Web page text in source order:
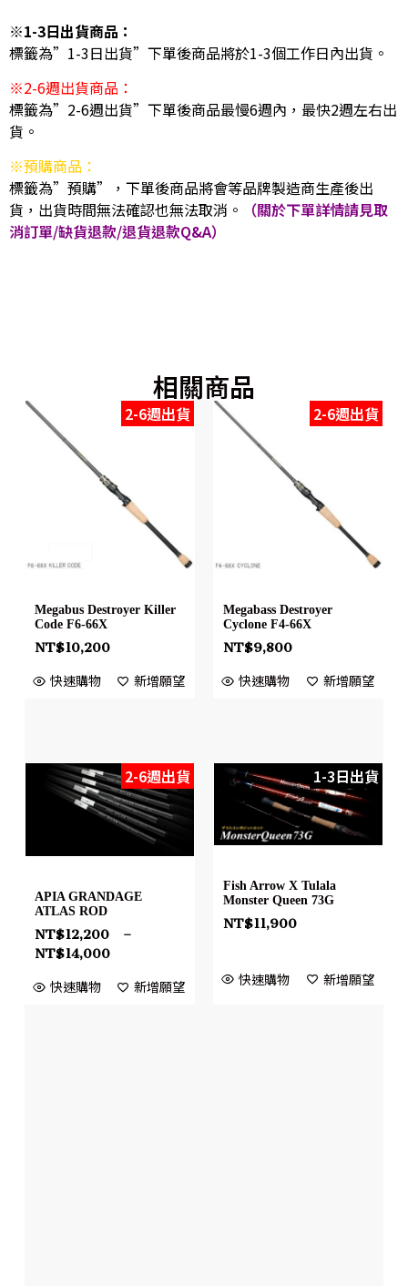
※1-3日出貨商品：
標籤為”1-3日出貨”下單後商品將於1-3個工作日內出貨。
※2-6週出貨商品：
標籤為”2-6週出貨”下單後商品最慢6週內，最快2週左右出
貨。
※預購商品：
標籤為”預購”，下單後商品將會等品牌製造商生產後出
貨，出貨時間無法確認也無法取消。
（關於下單詳情請見取
消訂單/缺貨退款/退貨退款Q&A）
相關商品
2-6週出貨
Megabus Destroyer Killer
Code F6-66X
NT$10,200
快速購物 新增願望
2-6週出貨
Megabass Destroyer
Cyclone F4-66X
NT$9,800
快速購物 新增願望
2-6週出貨
APIA GRANDAGE
ATLAS ROD
NT$12,200
–
NT$14,000
快速購物 新增願望
1-3日出貨
Fish Arrow X Tulala
Monster Queen 73G
NT$11,900
快速購物 新增願望